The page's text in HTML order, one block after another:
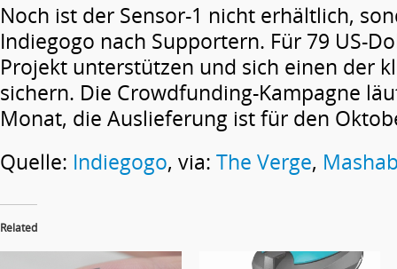
Noch ist der Sensor-1 nicht erhältlich,
Indiegogo nach Supportern. Für 79 US-
Projekt unterstützen und sich einen der
sichern. Die Crowdfunding-Kampagne
Monat, die Auslieferung ist für den
Quelle: Indiegogo, via: The Verge,
Related